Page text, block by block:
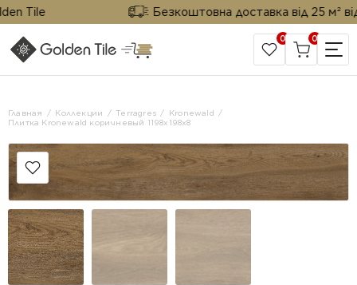
Tile Безкоштовна доставка від 25 м² від
САЙТ КОМПАНИИ
0 0
Главная Коллекции Terragres
Kronewald
Плитка Kronewald коричневый 1198х198x8